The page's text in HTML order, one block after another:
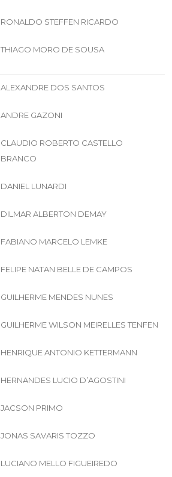
RONALDO STEFFEN RICARDO
THIAGO MORO DE SOUSA
ALEXANDRE DOS SANTOS
ANDRE GAZONI
CLAUDIO ROBERTO CASTELLO
BRANCO
DANIEL LUNARDI
DILMAR ALBERTON DEMAY
FABIANO MARCELO LEMKE
FELIPE NATAN BELLE DE CAMPOS
GUILHERME MENDES NUNES
GUILHERME WILSON MEIRELLES TENFEN
HENRIQUE ANTONIO KETTERMANN
HERNANDES LUCIO D’AGOSTINI
JACSON PRIMO
JONAS SAVARIS TOZZO
LUCIANO MELLO FIGUEIREDO